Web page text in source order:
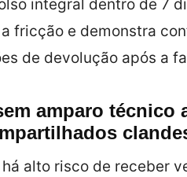
integral dentro de 7
fricção e demonstra
de devolução após a
amparo técnico
alto risco de receber